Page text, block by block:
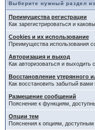
Выберите нужный раздел из
Преимущества регистрации
Как зарегистрироваться и
Cookies и их использование
Преимущества использования
Авторизация и выход
Как авторизоваться и
Восстановление утерянного
Как восстановить забытый вами
Размещение сообщений
Пояснение к функциям,
Опции тем
Пояснения к опциям,